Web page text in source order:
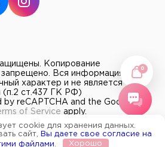
Копирование
запрещено. Вся информация на
характер и не является
(п.2 ст.437 ГК РФ)
by reCAPTCHA and the Google
of Service apply.
0
cookie для хранения данных.
сайт,
Вы даете свое согласие на
файлами
Хорошо